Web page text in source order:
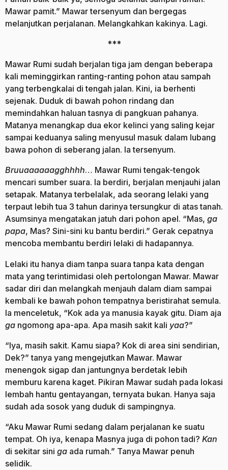
Mawar pamit.” Mawar tersenyum dan bergegas
melanjutkan perjalanan. Melangkahkan kakinya. Lagi.
***
Mawar Rumi sudah berjalan tiga jam dengan beberapa
kali meminggirkan ranting-ranting pohon atau sampah
yang terbengkalai di tengah jalan. Kini, ia berhenti
sejenak. Duduk di bawah pohon rindang dan
memindahkan haluan tasnya di pangkuan pahanya.
Matanya menangkap dua ekor kelinci yang saling kejar
sampai keduanya saling menyusul masuk dalam lubang
bawa pohon di seberang jalan. Ia tersenyum.
Bruuaaaaaagghhhh… Mawar Rumi tengak-tengok
mencari sumber suara. Ia berdiri, berjalan menjauhi jalan
setapak. Matanya terbelalak, ada seorang lelaki yang
terpaut lebih tua 3 tahun darinya tersungkur di atas tanah.
Asumsinya mengatakan jatuh dari pohon apel. “Mas, ga
papa, Mas? Sini-sini ku bantu berdiri.” Gerak cepatnya
mencoba membantu berdiri lelaki di hadapannya.
Lelaki itu hanya diam tanpa suara tanpa kata dengan
mata yang terintimidasi oleh pertolongan Mawar. Mawar
sadar diri dan melangkah menjauh dalam diam sampai
kembali ke bawah pohon tempatnya beristirahat semula.
Ia menceletuk, “Kok ada ya manusia kayak gitu. Diam aja
ga ngomong apa-apa. Apa masih sakit kali yaa?”
“Iya, masih sakit. Kamu siapa? Kok di area sini sendirian,
Dek?” tanya yang mengejutkan Mawar. Mawar
menengok sigap dan jantungnya berdetak lebih
memburu karena kaget. Pikiran Mawar sudah pada lokasi
lembah hantu gentayangan, ternyata bukan. Hanya saja
sudah ada sosok yang duduk di sampingnya.
“Aku Mawar Rumi sedang dalam perjalanan ke suatu
tempat. Oh iya, kenapa Masnya juga di pohon tadi? Kan
di sekitar sini ga ada rumah.” Tanya Mawar penuh
selidik.